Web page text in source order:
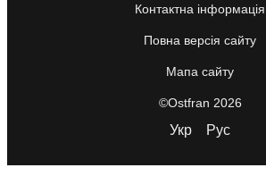
Контактна інформація
Повна версія сайту
Мапа сайту
©Ostfran 2026
Укр Рус